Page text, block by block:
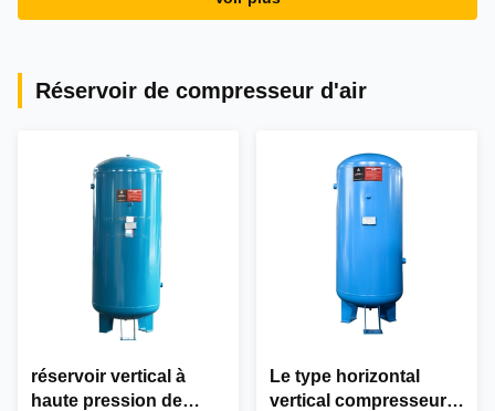
Réservoir de compresseur d'air
réservoir vertical à
haute pression de
Le type horizontal
vertical compresseur